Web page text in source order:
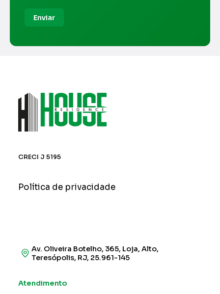
Enviar
CRECI J 5195
Política de privacidade
Av. Oliveira Botelho, 365, Loja, Alto,
Teresópolis, RJ, 25.961-145
Atendimento